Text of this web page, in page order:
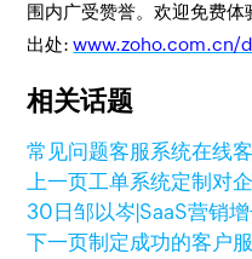
围内广受赞誉。欢迎免费体
出处:www.zoho.com.cn/
相关话题
常见问题客服系统在线
上一页工单系统定制对
30日邹以岑|SaaS营销
下一页制定成功的客户